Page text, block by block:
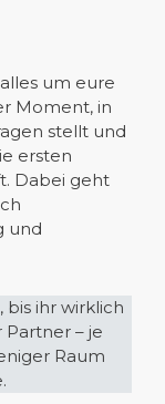
um eure
Moment, in
stellt und
ersten
Dabei geht
und
bis ihr wirklich
– je
Raum